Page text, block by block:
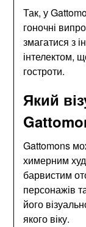
Так, у
гоночні
змагатися з
інтелектом,
гостроти.
Який
Gattomons
химерним
барвистим
персонажів
його
якого віку.